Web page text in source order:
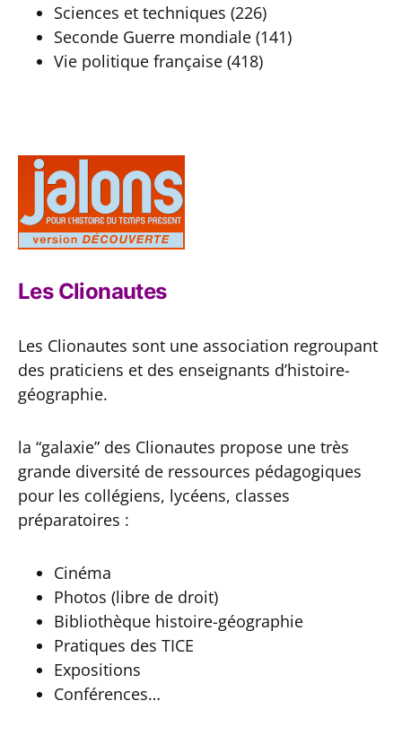
Sciences et techniques (226)
Seconde Guerre mondiale (141)
Vie politique française (418)
Les Clionautes
Les Clionautes sont une association regroupant
des praticiens et des enseignants d’histoire-
géographie.
la “galaxie” des Clionautes propose une très
grande diversité de ressources pédagogiques
pour les collégiens, lycéens, classes
préparatoires :
Cinéma
Photos (libre de droit)
Bibliothèque histoire-géographie
Pratiques des TICE
Expositions
Conférences…